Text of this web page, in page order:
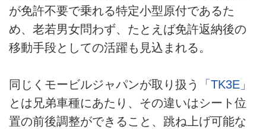
が免許不要で乗れる特定小型原付であるた
め、老若男女問わず、たとえば免許返納後の
移動手段としての活躍も見込まれる。
同じくモービルジャパンが取り扱う
「TK3E」
とは兄弟車種にあたり、その違いはシート位
置の前後調整ができること、跳ね上げ可能な